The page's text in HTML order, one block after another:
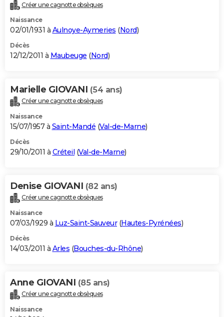
Créer une cagnotte obsèques
Naissance
02/01/1931 à Aulnoye-Aymeries (Nord)
Décès
12/12/2011 à Maubeuge (Nord)
Marielle GIOVANI (54 ans)
Créer une cagnotte obsèques
Naissance
15/07/1957 à Saint-Mandé (Val-de-Marne)
Décès
29/10/2011 à Créteil (Val-de-Marne)
Denise GIOVANI (82 ans)
Créer une cagnotte obsèques
Naissance
07/03/1929 à Luz-Saint-Sauveur(Hautes-Pyrénées)
Décès
14/03/2011 à Arles (Bouches-du-Rhône)
Anne GIOVANI (85 ans)
Créer une cagnotte obsèques
Naissance